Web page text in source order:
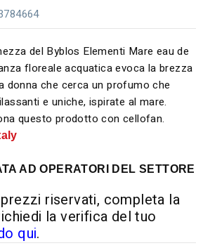
del Byblos Elementi Mare eau de
floreale acquatica evoca la brezza
donna che cerca un profumo che
e uniche, ispirate al mare.
questo prodotto con cellofan.
AD OPERATORI DEL SETTORE
riservati, completa la
la verifica del tuo
qui.